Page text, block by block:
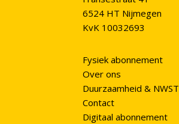
6524 HT Nijmegen
KvK 10032693
Fysiek abonnement
Over ons
Duurzaamheid & NWST
Contact
Digitaal abonnement